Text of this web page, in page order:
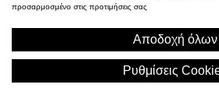
πολιτική χρήσης
Σ. Γκιόκα 2,
προσαρμοσμένο στις προτιμήσεις σας
Αποδοχή όλων
Ρυθμίσεις